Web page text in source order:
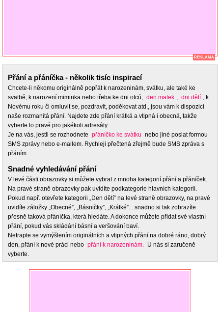
REKLAMA
Přání a přáníčka - několik tisíc inspirací
Chcete-li někomu originálně popřát k narozeninám, svátku, ale také ke
svatbě, k narození miminka nebo třeba ke dni otců, den matek , dni dětí , k
Novému roku či omluvit se, pozdravit, poděkovat atd., jsou vám k dispozici
naše rozmanitá přání. Najdete zde přání krátká a vtipná i obecná, takže
vyberte to pravé pro jakékoli adresáty.
Je na vás, jestli se rozhodnete přáníčko ke svátku nebo jiné poslat formou
SMS zprávy nebo e-mailem. Rychleji přečtená zřejmě bude SMS zpráva s
přáním.
Snadné vyhledávání přání
V levé části obrazovky si můžete vybrat z mnoha kategorií přání a přáníček.
Na pravé straně obrazovky pak uvidíte podkategorie hlavních kategorií.
Pokud např. otevřete kategorii „Den dětí” na levé straně obrazovky, na pravé
uvidíte záložky „Obecné”, „Básničky”, „Krátké”... snadno si tak zobrazíte
přesně taková přáníčka, která hledáte. A dokonce můžete přidat své vlastní
přání, pokud vás skládání básní a veršování baví.
Netrapte se vymýšlením originálních a vtipných přání na dobré ráno, dobrý
den, přání k nové práci nebo přání k narozeninám. U nás si zaručeně
vyberte.